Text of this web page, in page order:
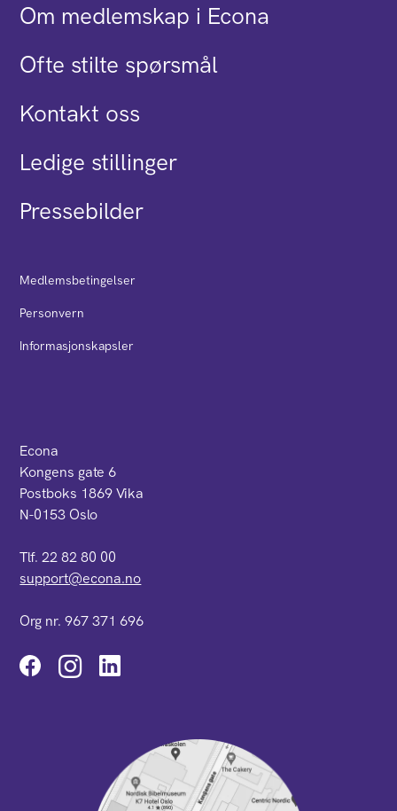
Om medlemskap i Econa
Ofte stilte spørsmål
Kontakt oss
Ledige stillinger
Pressebilder
Medlemsbetingelser
Personvern
Informasjonskapsler
Econa
Kongens gate 6
Postboks 1869 Vika
N-0153 Oslo
Tlf. 22 82 80 00
support@econa.no
Org nr. 967 371 696
Instagram